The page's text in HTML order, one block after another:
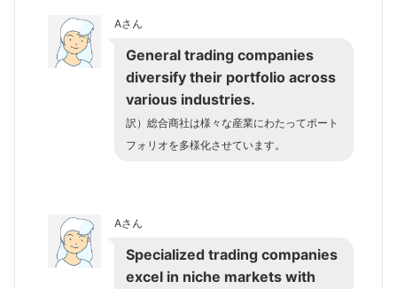
Aさん
General trading companies
diversify their portfolio across
various industries.
訳）総合商社は様々な産業にわたってポート
フォリオを多様化させています。
Aさん
Specialized trading companies
excel in niche markets with